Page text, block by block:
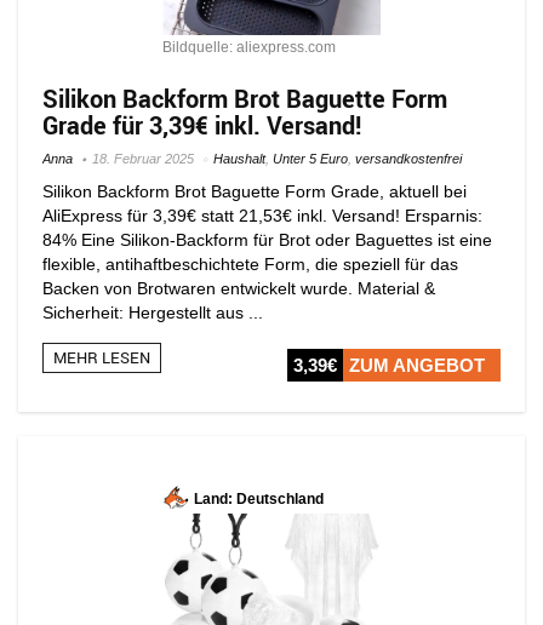
Bildquelle: aliexpress.com
Silikon Backform Brot Baguette Form
Grade für 3,39€ inkl. Versand!
Anna 18. Februar 2025 Haushalt, Unter 5 Euro versandkostenfrei
Silikon Backform Brot Baguette Form Grade, aktuell bei
AliExpress für 3,39€ statt 21,53€ inkl. Versand! Ersparnis:
84% Eine Silikon-Backform für Brot oder Baguettes ist eine
flexible, antihaftbeschichtete Form, die speziell für das
Backen von Brotwaren entwickelt wurde. Material &
Sicherheit: Hergestellt aus ...
MEHR LESEN 3,39€ ZUM ANGEBOT
Land: Deutschland